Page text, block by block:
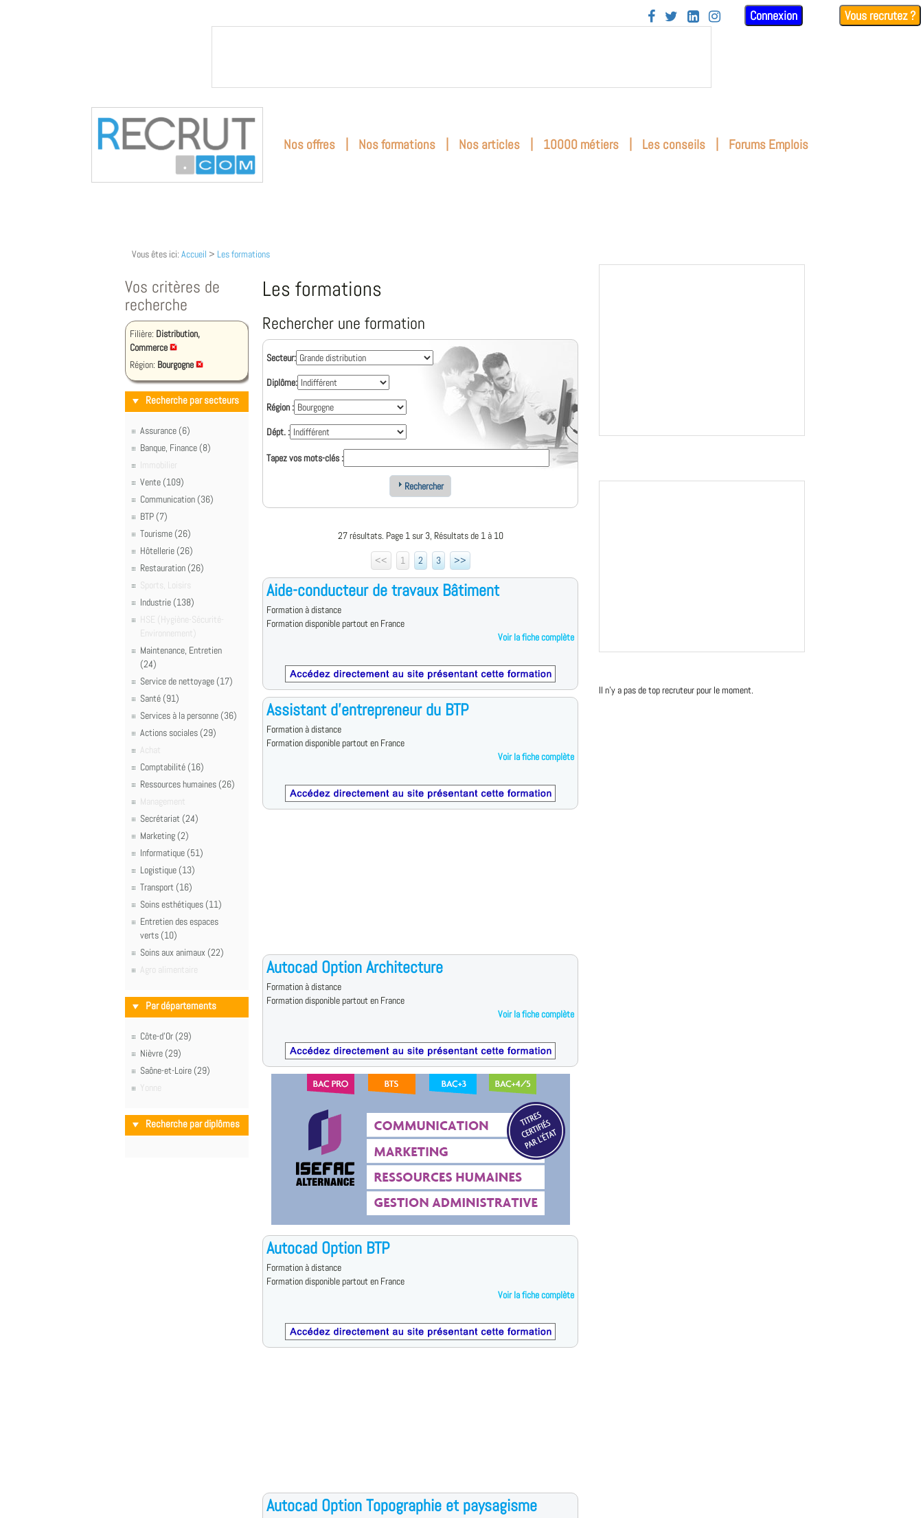
    Connexion Vous recrutez ?
Nos offres | Nos formations | Nos articles | 10000 métiers | Les conseils | Forums Emplois
Vous êtes ici: Accueil > Les formations
Vos critères de
recherche
Filière: Distribution,
Commerce
Région: Bourgogne
Recherche par secteurs
Assurance (6)
Banque, Finance (8)
Immobilier
Vente (109)
Communication (36)
BTP (7)
Tourisme (26)
Hôtellerie (26)
Restauration (26)
Sports, Loisirs
Industrie (138)
HSE (Hygiène-Sécurité-
Environnement)
Maintenance, Entretien
(24)
Service de nettoyage (17)
Santé (91)
Services à la personne (36)
Actions sociales (29)
Achat
Comptabilité (16)
Ressources humaines (26)
Management
Secrétariat (24)
Marketing (2)
Informatique (51)
Logistique (13)
Transport (16)
Soins esthétiques (11)
Entretien des espaces
verts (10)
Soins aux animaux (22)
Agro alimentaire
Par départements
Côte-d'Or (29)
Nièvre (29)
Saône-et-Loire (29)
Yonne
Recherche par diplômes
Les formations
Rechercher une formation
Secteur:
Diplôme:
Région :
Dépt. :
Tapez vos mots-clés :
Rechercher
27 résultats. Page 1 sur 3, Résultats de 1 à 10
<<
1 2 3 >>
Aide-conducteur de travaux Bâtiment
Formation à distance
Formation disponible partout en France
Voir la fiche complète
Assistant d'entrepreneur du BTP
Formation à distance
Formation disponible partout en France
Voir la fiche complète
Autocad Option Architecture
Formation à distance
Formation disponible partout en France
Voir la fiche complète
Autocad Option BTP
Formation à distance
Formation disponible partout en France
Voir la fiche complète
Autocad Option Topographie et paysagisme
Il n'y a pas de top recruteur pour le moment.